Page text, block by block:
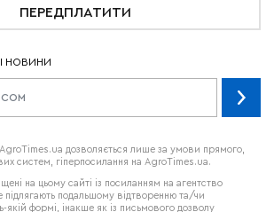
ПЕРЕДПЛАТИТИ
НОВИНИ
дозволяється лише за умови прямого,
систем, гіперпосилання на AgroTimes.ua.
на цьому сайті із посиланням на агентство
підлягають подальшому відтворенню та/чи
формі, інакше як із письмового дозволу